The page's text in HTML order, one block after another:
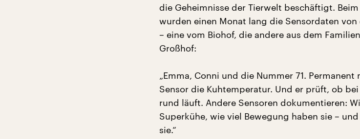
die Geheimnisse der Tierwelt beschäftigt. Beim
wurden einen Monat lang die Sensordaten
– eine vom Biohof, die andere aus dem
Großhof:
„Emma, Conni und die Nummer 71.
Sensor die Kuhtemperatur. Und er prüft, ob
rund läuft. Andere Sensoren dokumentieren:
Superkühe, wie viel Bewegung haben sie –
sie.“